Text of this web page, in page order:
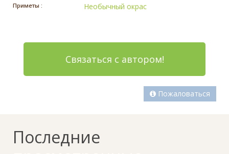
Приметы : Необычный окрас
Связаться с автором!
Пожаловаться
Последние